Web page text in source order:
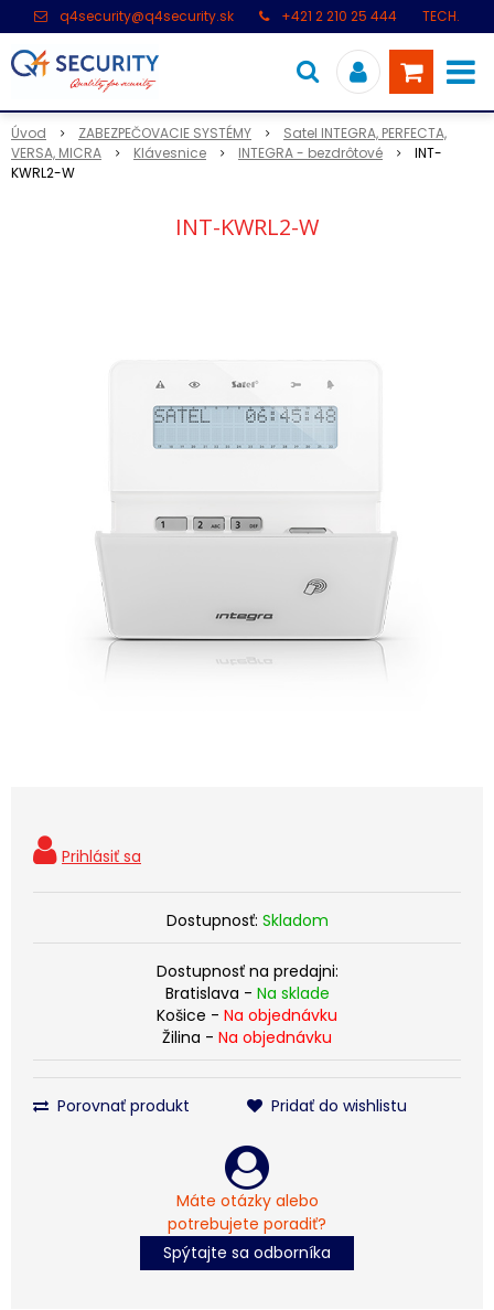
q4security@q4security.sk +421 2 210 25 444
TECH.
Úvod ZABEZPEČOVACIE SYSTÉMY
Satel INTEGRA, PERFECTA,
VERSA, MICRA
Klávesnice INTEGRA - bezdrôtové
INT-
KWRL2-W
INT-KWRL2-W
Dostupnosť: Skladom
Dostupnosť na predajni:
Bratislava - Na sklade
Košice - Na objednávku
Žilina - Na objednávku
Porovnať produkt Pridať do wishlistu
Máte otázky alebo
potrebujete poradiť?
Spýtajte sa odborníka